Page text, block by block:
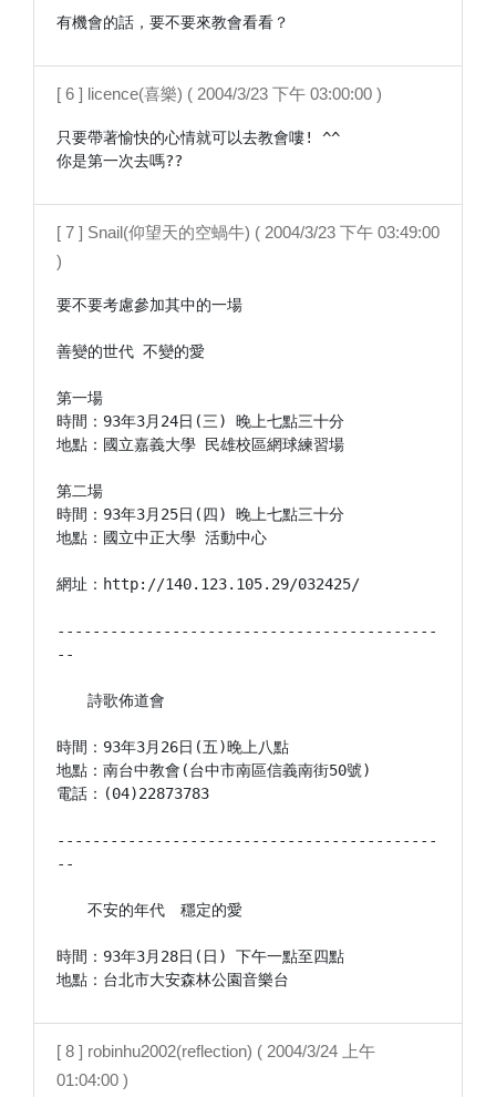
有機會的話，要不要來教會看看？
[ 6 ] licence(喜樂) ( 2004/3/23 下午 03:00:00 )
只要帶著愉快的心情就可以去教會嘍! ^^
你是第一次去嗎??
[ 7 ] Snail(仰望天的空蝸牛) ( 2004/3/23 下午 03:49:00
)
要不要考慮參加其中的一場
善變的世代 不變的愛
第一場
時間：93年3月24日(三) 晚上七點三十分
地點：國立嘉義大學 民雄校區網球練習場
第二場
時間：93年3月25日(四) 晚上七點三十分
地點：國立中正大學 活動中心
網址：http://140.123.105.29/032425/
-------------------------------------------
--
詩歌佈道會
時間：93年3月26日(五)晚上八點
地點：南台中教會(台中市南區信義南街50號)
電話：(04)22873783
-------------------------------------------
--
不安的年代　穩定的愛
時間：93年3月28日(日) 下午一點至四點
地點：台北市大安森林公園音樂台
[ 8 ] robinhu2002(reflection) ( 2004/3/24 上午
01:04:00 )